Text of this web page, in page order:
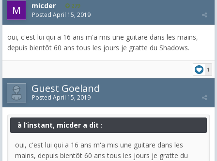
micder 279
Posted April 15, 2019
oui, c'est lui qui a 16 ans m'a mis une guitare dans les mains,
depuis bientôt 60 ans tous les jours je gratte du Shadows.
1
Guest Goeland
Posted April 15, 2019
à l’instant, micder a dit :
oui, c'est lui qui a 16 ans m'a mis une guitare dans les
mains, depuis bientôt 60 ans tous les jours je gratte du